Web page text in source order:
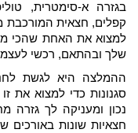
בגזרה א-סימטרית,
קפלים, חצאית המורכבת
למצוא את האחת שהכי
שלך ובהתאם, רכשי
ההמלצה היא לגשת
סגנונות כדי למצוא את
נכון ומעניקה לך גזרה
חצאיות שונות באורכים